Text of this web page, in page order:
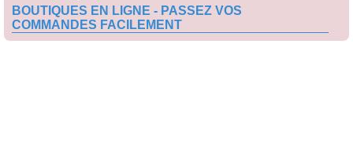
BOUTIQUES EN LIGNE - PASSEZ VOS
COMMANDES FACILEMENT